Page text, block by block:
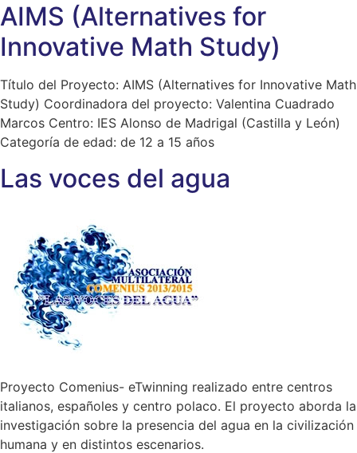
AIMS (Alternatives for
Innovative Math Study)
Título del Proyecto: AIMS (Alternatives for Innovative Math
Study) Coordinadora del proyecto: Valentina Cuadrado
Marcos Centro: IES Alonso de Madrigal (Castilla y León)
Categoría de edad: de 12 a 15 años
Las voces del agua
Proyecto Comenius- eTwinning realizado entre centros
italianos, españoles y centro polaco. El proyecto aborda la
investigación sobre la presencia del agua en la civilización
humana y en distintos escenarios.